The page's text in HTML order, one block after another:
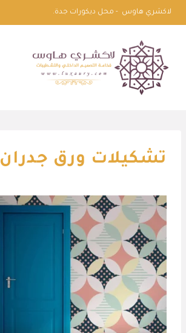
التجاوز
إلى
المحتوى
لاكشري هاوس - محل ديكورات جدة.
تشكيلات ورق جدران